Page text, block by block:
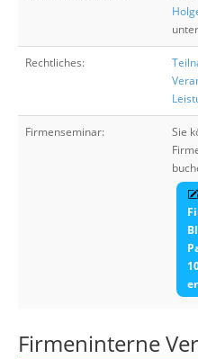
Rechtliches:
Firmenseminar:
Sie
Firmeninterne